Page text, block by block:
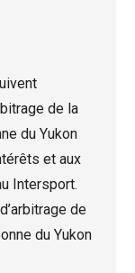
de la
du Yukon
et aux
Intersport.
de
du Yukon